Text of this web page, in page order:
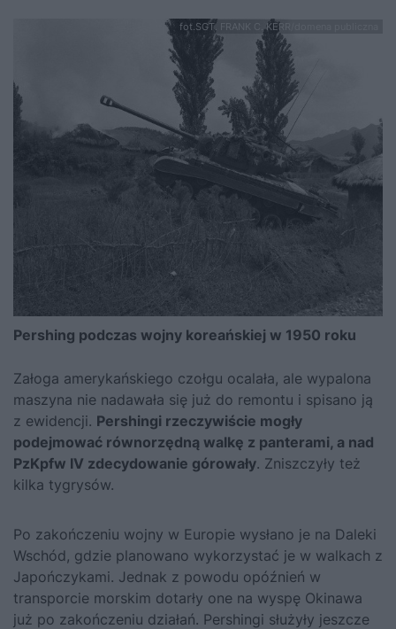
fot.SGT. FRANK C. KERR/domena publiczna
Pershing podczas wojny koreańskiej w 1950 roku
Załoga amerykańskiego czołgu ocalała, ale wypalona
maszyna nie nadawała się już do remontu i spisano ją
z ewidencji. Pershingi rzeczywiście mogły
podejmować równorzędną walkę z panterami, a nad
PzKpfw IV zdecydowanie górowały. Zniszczyły też
kilka tygrysów.
Po zakończeniu wojny w Europie wysłano je na Daleki
Wschód, gdzie planowano wykorzystać je w walkach z
Japończykami. Jednak z powodu opóźnień w
transporcie morskim dotarły one na wyspę Okinawa
już po zakończeniu działań. Pershingi służyły jeszcze